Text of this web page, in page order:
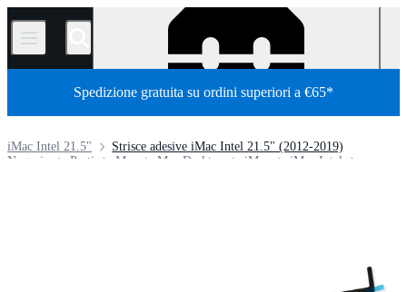
/
Spedizione gratuita su ordini superiori a €65*
Strisce adesive iMac Intel 21.5" (2012-2019)
iMac Intel 21.5"
iMac Intel
iMac
Mac Desktop
Mac
Parti
Negozio